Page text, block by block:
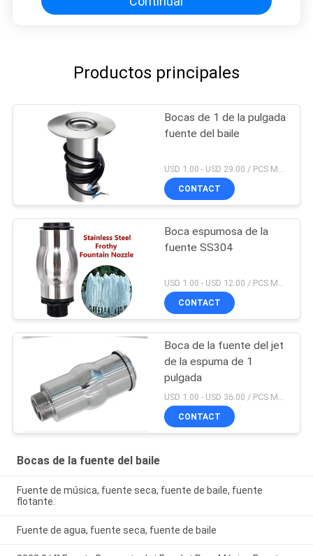
Productos principales
Bocas de 1 de la pulgada
fuente del baile
USD 1.00 - USD 29.00 / PCS MOQ:PC 1
CONTACT
Boca espumosa de la
fuente SS304
CONTACT
Boca de la fuente del jet
de la espuma de 1
pulgada
CONTACT
Bocas de la fuente del baile
Fuente de música, fuente seca, fuente de baile, fuente
flotante.
Fuente de agua, fuente seca, fuente de baile